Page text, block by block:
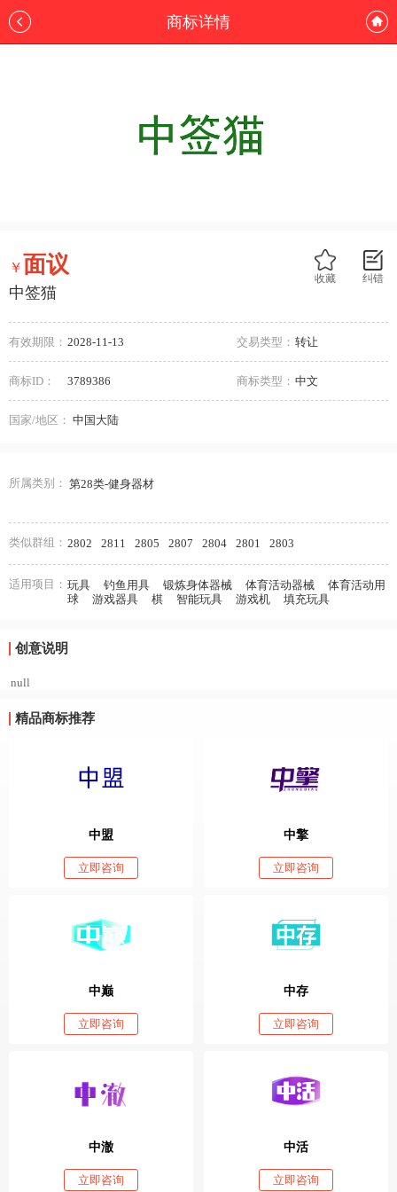
商标详情
纠错
收藏
￥面议
中签猫
有效期限： 2028-11-13 交易类型： 转让
商标ID： 3789386 商标类型： 中文
国家/地区： 中国大陆
所属类别： 第28类-健身器材
类似群组： 2802 2811 2805 2807 2804 2801 2803
适用项目： 玩具 钓鱼用具 锻炼身体器械 体育活动器械
体育活动用
球
游戏器具 棋 智能玩具 游戏机 填充玩具
创意说明
null
精品商标推荐
中盟
立即咨询
中擎
立即咨询
中巅
立即咨询
中存
立即咨询
中澈
立即咨询
中活
立即咨询